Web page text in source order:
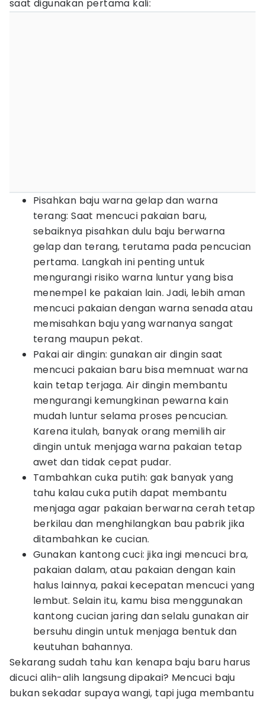
saat digunakan pertama kali:
Pisahkan baju warna gelap dan warna
terang: Saat mencuci pakaian baru,
sebaiknya pisahkan dulu baju berwarna
gelap dan terang, terutama pada pencucian
pertama. Langkah ini penting untuk
mengurangi risiko warna luntur yang bisa
menempel ke pakaian lain. Jadi, lebih aman
mencuci pakaian dengan warna senada atau
memisahkan baju yang warnanya sangat
terang maupun pekat.
Pakai air dingin: gunakan air dingin saat
mencuci pakaian baru bisa memnuat warna
kain tetap terjaga. Air dingin membantu
mengurangi kemungkinan pewarna kain
mudah luntur selama proses pencucian.
Karena itulah, banyak orang memilih air
dingin untuk menjaga warna pakaian tetap
awet dan tidak cepat pudar.
Tambahkan cuka putih: gak banyak yang
tahu kalau cuka putih dapat membantu
menjaga agar pakaian berwarna cerah tetap
berkilau dan menghilangkan bau pabrik jika
ditambahkan ke cucian.
Gunakan kantong cuci: jika ingi mencuci bra,
pakaian dalam, atau pakaian dengan kain
halus lainnya, pakai kecepatan mencuci yang
lembut. Selain itu, kamu bisa menggunakan
kantong cucian jaring dan selalu gunakan air
bersuhu dingin untuk menjaga bentuk dan
keutuhan bahannya.
Sekarang sudah tahu kan kenapa baju baru harus
dicuci alih-alih langsung dipakai? Mencuci baju
bukan sekadar supaya wangi, tapi juga membantu